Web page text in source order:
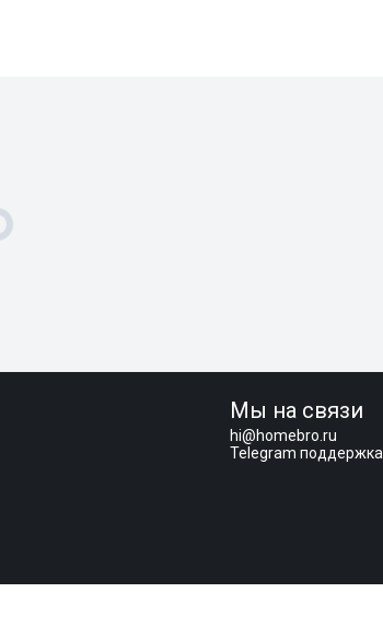
Мы на связи
hi@homebro.ru
Telegram поддержка